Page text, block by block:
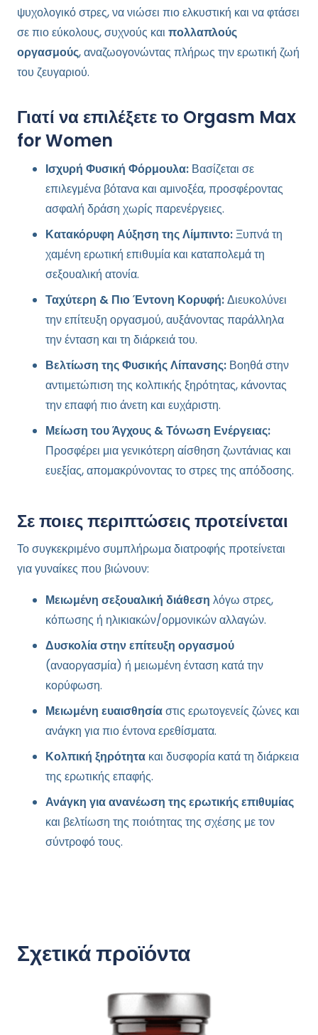
ψυχολογικό στρες, να νιώσει πιο ελκυστική και να φτάσει
σε πιο εύκολους, συχνούς και πολλαπλούς
οργασμούς, αναζωογονώντας πλήρως την ερωτική ζωή
του ζευγαριού.
Γιατί να επιλέξετε το Orgasm Max
for Women
Ισχυρή Φυσική Φόρμουλα: Βασίζεται σε
επιλεγμένα βότανα και αμινοξέα, προσφέροντας
ασφαλή δράση χωρίς παρενέργειες.
Κατακόρυφη Αύξηση της Λίμπιντο:Ξυπνά τη
χαμένη ερωτική επιθυμία και καταπολεμά τη
σεξουαλική ατονία.
Ταχύτερη & Πιο Έντονη Κορυφή:Διευκολύνει
την επίτευξη οργασμού, αυξάνοντας παράλληλα
την ένταση και τη διάρκειά του.
Βελτίωση της Φυσικής Λίπανσης: Βοηθά στην
αντιμετώπιση της κολπικής ξηρότητας, κάνοντας
την επαφή πιο άνετη και ευχάριστη.
Μείωση του Άγχους & Τόνωση Ενέργειας:
Προσφέρει μια γενικότερη αίσθηση ζωντάνιας και
ευεξίας, απομακρύνοντας το στρες της απόδοσης.
Σε ποιες περιπτώσεις προτείνεται
Το συγκεκριμένο συμπλήρωμα διατροφής προτείνεται
για γυναίκες που βιώνουν:
Μειωμένη σεξουαλική διάθεση λόγω στρες,
κόπωσης ή ηλικιακών/ορμονικών αλλαγών.
Δυσκολία στην επίτευξη οργασμού
(αναοργασμία) ή μειωμένη ένταση κατά την
κορύφωση.
Μειωμένη ευαισθησίαστις ερωτογενείς ζώνες και
ανάγκη για πιο έντονα ερεθίσματα.
Κολπική ξηρότητα και δυσφορία κατά τη διάρκεια
της ερωτικής επαφής.
Ανάγκη για ανανέωση της ερωτικής επιθυμίας
και βελτίωση της ποιότητας της σχέσης με τον
σύντροφό τους.
Σχετικά προϊόντα